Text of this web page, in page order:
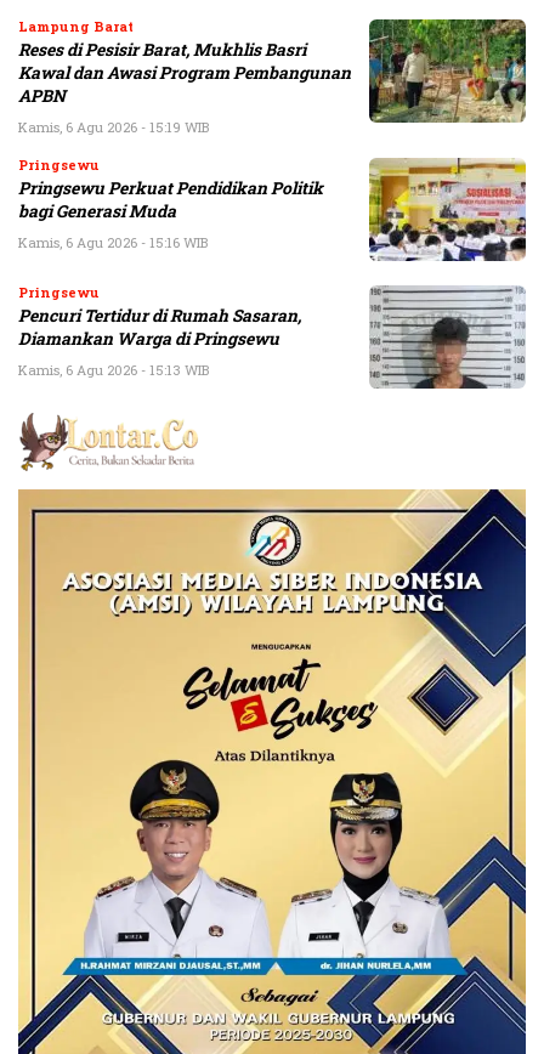
Lampung Barat
Reses di Pesisir Barat, Mukhlis Basri
Kawal dan Awasi Program Pembangunan
APBN
Kamis, 6 Agu 2026 - 15:19 WIB
Pringsewu
Pringsewu Perkuat Pendidikan Politik
bagi Generasi Muda
Kamis, 6 Agu 2026 - 15:16 WIB
Pringsewu
Pencuri Tertidur di Rumah Sasaran,
Diamankan Warga di Pringsewu
Kamis, 6 Agu 2026 - 15:13 WIB